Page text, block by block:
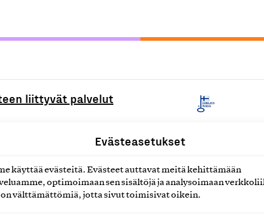
Evästeasetukset
käyttää evästeitä. Evästeet auttavat meitä kehittämään
optimoimaan sen sisältöjä ja analysoimaan
on välttämättömiä, jotta sivut toimisivat oikein.
liittyvät palvelut